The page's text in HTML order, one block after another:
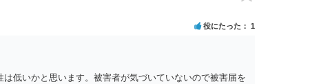
役にたった 1
低いかと思います。被害者が気づいていないので被害届を